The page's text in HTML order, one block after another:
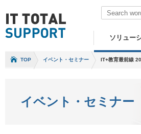
ソリュー
TOP イベント・セミナー IT+教育最前線
イベント・セミナー